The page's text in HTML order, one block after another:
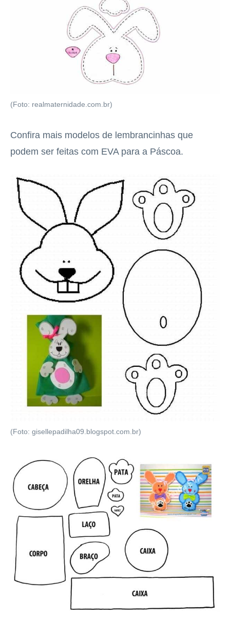
(Foto: realmaternidade.com.br)
Confira mais modelos de lembrancinhas que
podem ser feitas com EVA para a Páscoa.
(Foto: gisellepadilha09.blogspot.com.br)